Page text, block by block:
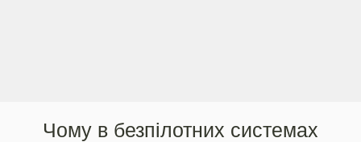
Чому в безпілотних системах